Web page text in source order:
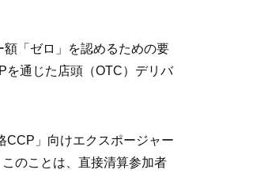
「ゼロ」を認めるための要
を通じた店頭（OTC）デリバ
CCP」向けエクスポージャー
のことは、直接清算参加者